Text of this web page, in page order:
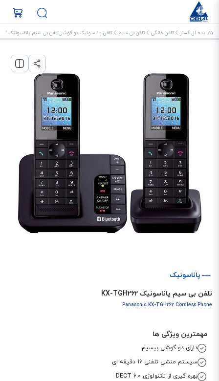
ایده آل گستر تلفن خانگی تلفن بی سیم تلفن پاناسونیک دو گوشیتلفن بی سیم پاناسونیک KX-TGH262
پاناسونیک
تلفن بی سیم پاناسونیک KX-TGH262
Panasonic KX-TGH262 Cordless Phone
مهمترین ویژگی ها
دارای دو گوشی بیسیم
سیستم منشی تلفنی 16 دقیقه ای
بهره گیری از تکنولوژی DECT 6.0